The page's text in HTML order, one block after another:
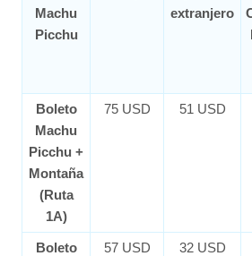
Machu
Picchu
extranjero
Boleto
Machu
Picchu +
Montaña
(Ruta
1A)
75 USD 51 USD
Boleto
57 USD 32 USD